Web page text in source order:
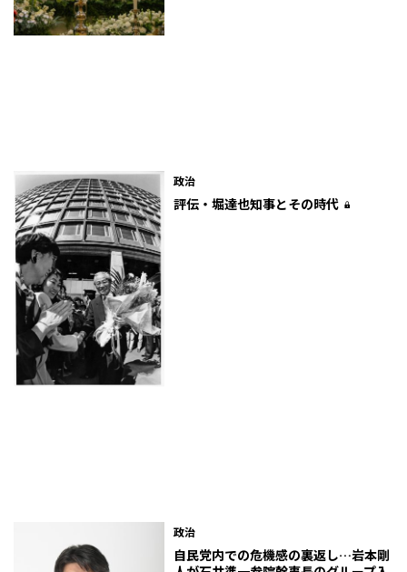
政治
評伝・堀達也知事とその時代
政治
自民党内での危機感の裏返し…岩本剛